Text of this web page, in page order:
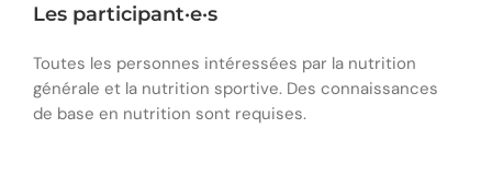
Les participant·e·s
Toutes les personnes intéressées par la nutrition
générale et la nutrition sportive. Des connaissances
de base en nutrition sont requises.